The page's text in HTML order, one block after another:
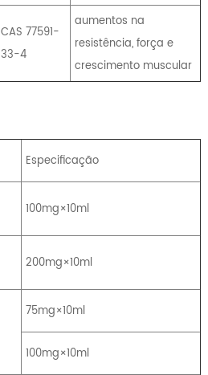
CAS 77591-
33-4
aumentos na
resistência, força e
crescimento muscular
Especificação
100mg×10ml
200mg×10ml
75mg×10ml
100mg×10ml